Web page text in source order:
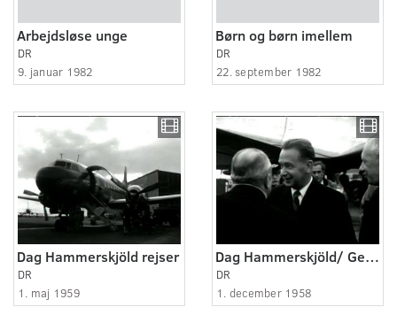
Arbejdsløse unge
DR
9. januar 1982
Børn og børn imellem
DR
22. september 1982
Dag Hammerskjöld rejser
DR
1. maj 1959
Dag Hammerskjöld/ Generalsekretæren
DR
1. december 1958